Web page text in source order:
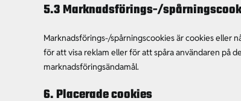
5.3 Marknadsförings-/
Marknadsförings-/spårningscookies är cookies eller
för att visa reklam eller för att spåra användaren på
marknadsföringsändamål.
6. Placerade cookies